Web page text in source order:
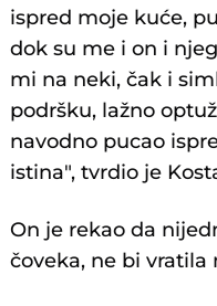
ispred moje kuće,
dok su me i on i
mi na neki, čak i
podršku, lažno
navodno pucao
istina", tvrdio je
On je rekao da
čoveka, ne bi vratila